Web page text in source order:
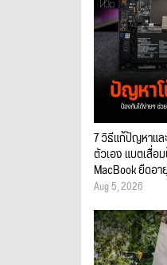
7 วิธีแก้ปัญหาแ
ตัวเอง แบตเสื่อ
MacBook ยืดอา
Aug 5, 2026